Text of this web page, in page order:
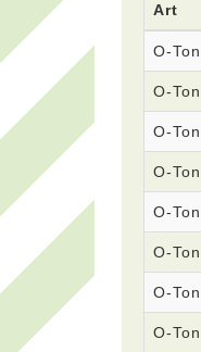
Art
O-Ton
O-Ton
O-Ton
O-Ton
O-Ton
O-Ton
O-Ton
O-Ton